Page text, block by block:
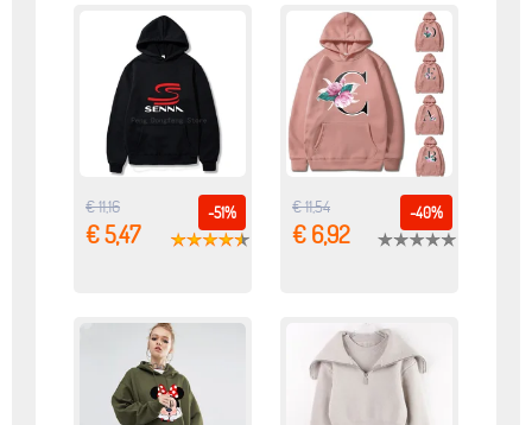
-51%
€ 11,16
€ 5,47
-40%
€ 11,54
€ 6,92